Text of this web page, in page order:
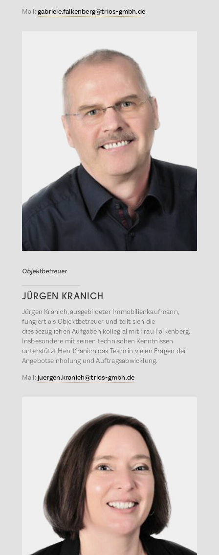
Mail:gabriele.falkenberg@trios-gmbh.de
Objektbetreuer
JÜRGEN KRANICH
Jürgen Kranich, ausgebildeter Immobilienkaufmann,
fungiert als Objektbetreuer und teilt sich die
diesbezüglichen Aufgaben kollegial mit Frau Falkenberg.
Insbesondere mit seinen technischen Kenntnissen
unterstützt Herr Kranich das Team in vielen Fragen der
Angebotseinholung und Auftragsabwicklung.
Mail: juergen.kranich@trios-gmbh.de